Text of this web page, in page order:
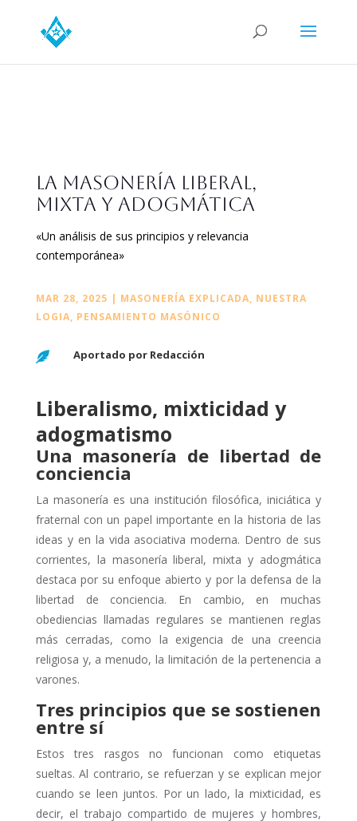
LA MASONERÍA LIBERAL,
MIXTA Y ADOGMÁTICA
«Un análisis de sus principios y relevancia
contemporánea»
MAR 28, 2025 | MASONERÍA EXPLICADA, NUESTRA
LOGIA, PENSAMIENTO MASÓNICO
 Aportado por Redacción
Liberalismo, mixticidad y
adogmatismo
Una masonería de libertad de
conciencia
La masonería es una institución filosófica, iniciática y
fraternal con un papel importante en la historia de las
ideas y en la vida asociativa moderna. Dentro de sus
corrientes, la masonería liberal, mixta y adogmática
destaca por su enfoque abierto y por la defensa de la
libertad de conciencia. En cambio, en muchas
obediencias llamadas regulares se mantienen reglas
más cerradas, como la exigencia de una creencia
religiosa y, a menudo, la limitación de la pertenencia a
varones.
Tres principios que se sostienen
entre sí
Estos tres rasgos no funcionan como etiquetas
sueltas. Al contrario, se refuerzan y se explican mejor
cuando se leen juntos. Por un lado, la mixticidad, es
decir, el trabajo compartido de mujeres y hombres,